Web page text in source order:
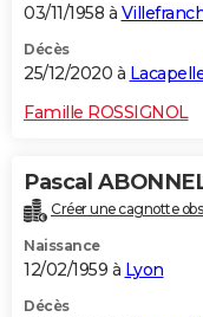
03/11/1958 à
Décès
25/12/2020 à
Famille ROSSIGNOL
Pascal
Créer une cagnotte
Naissance
12/02/1959 à Lyon
Décès